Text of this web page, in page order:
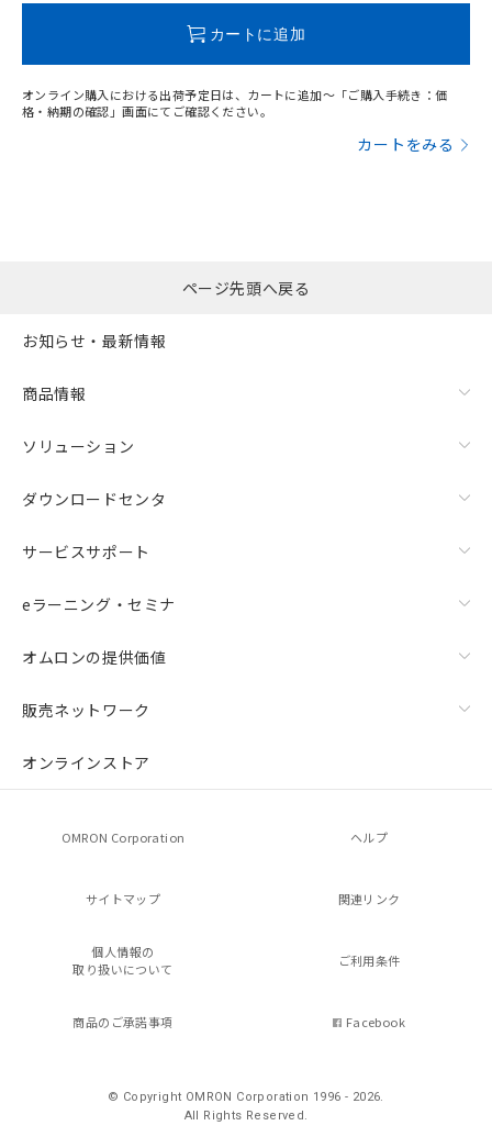
カートに追加
オンライン購入における出荷予定日は、カートに追加～「ご購入手続き：価
格・納期の確認」画面にてご確認ください。
カートをみる
ページ先頭へ戻る
お知らせ・最新情報
商品情報
ソリューション
ダウンロードセンタ
サービスサポート
eラーニング・セミナ
オムロンの提供価値
販売ネットワーク
オンラインストア
OMRON Corporation ヘルプ
サイトマップ 関連リンク
個人情報の
取り扱いについて
ご利用条件
商品のご承諾事項 Facebook
© Copyright OMRON Corporation 1996 - 2026.
All Rights Reserved.